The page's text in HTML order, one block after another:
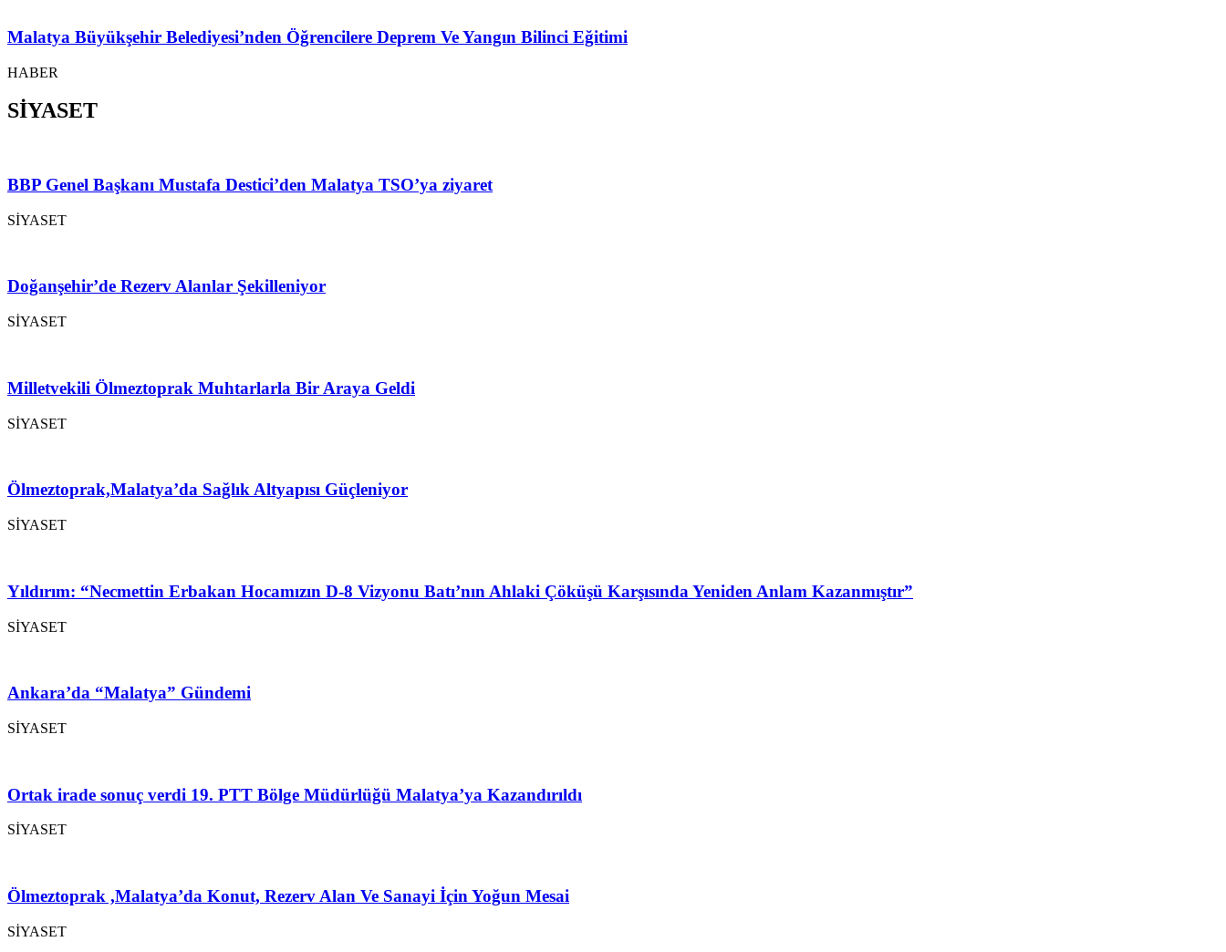
Malatya Büyükşehir Belediyesi’nden Öğrencilere Deprem Ve Yangın Bilinci Eğitimi
HABER
SİYASET
BBP Genel Başkanı Mustafa Destici’den Malatya TSO’ya ziyaret
SİYASET
Doğanşehir’de Rezerv Alanlar Şekilleniyor
SİYASET
Milletvekili Ölmeztoprak Muhtarlarla Bir Araya Geldi
SİYASET
Ölmeztoprak,Malatya’da Sağlık Altyapısı Güçleniyor
SİYASET
Yıldırım: “Necmettin Erbakan Hocamızın D-8 Vizyonu Batı’nın Ahlaki Çöküşü Karşısında Yeniden Anlam Kazanmıştır”
SİYASET
Ankara’da “Malatya” Gündemi
SİYASET
Ortak irade sonuç verdi 19. PTT Bölge Müdürlüğü Malatya’ya Kazandırıldı
SİYASET
Ölmeztoprak ,Malatya’da Konut, Rezerv Alan Ve Sanayi İçin Yoğun Mesai
SİYASET